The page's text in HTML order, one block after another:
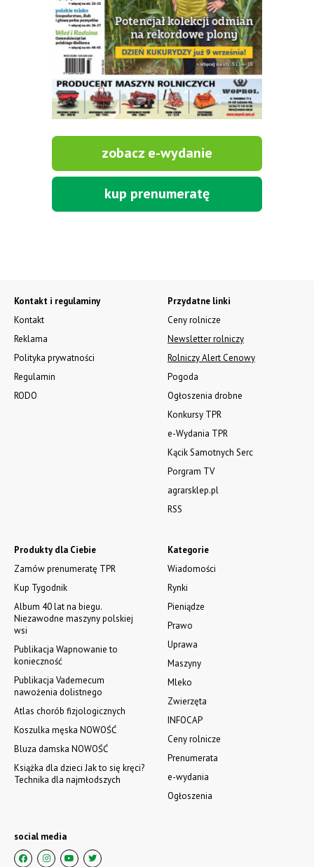
zobacz e-wydanie
kup prenumeratę
Kontakt i regulaminy
Kontakt
Reklama
Polityka prywatności
Regulamin
RODO
Kategorie
Wiadomości
Rynki
Pieniądze
Prawo
Uprawa
Maszyny
Mleko
Zwierzęta
INFOCAP
Ceny rolnicze
Prenumerata
e-wydania
Ogłoszenia
Produkty dla Ciebie
Zamów prenumeratę TPR
Kup Tygodnik
Album 40 lat na biegu.
Niezawodne maszyny polskiej
wsi
Publikacja Wapnowanie to
konieczność
Publikacja Vademecum
nawożenia dolistnego
Atlas chorób fizjologicznych
Koszulka męska NOWOŚĆ
Bluza damska NOWOŚĆ
Książka dla dzieci Jak to się kręci?
Technika dla najmłodszych
Przydatne linki
Ceny rolnicze
Newsletter rolniczy
Rolniczy Alert Cenowy
Pogoda
Ogłoszenia drobne
Konkursy TPR
e-Wydania TPR
Kącik Samotnych Serc
Porgram TV
agrarsklep.pl
RSS
social media